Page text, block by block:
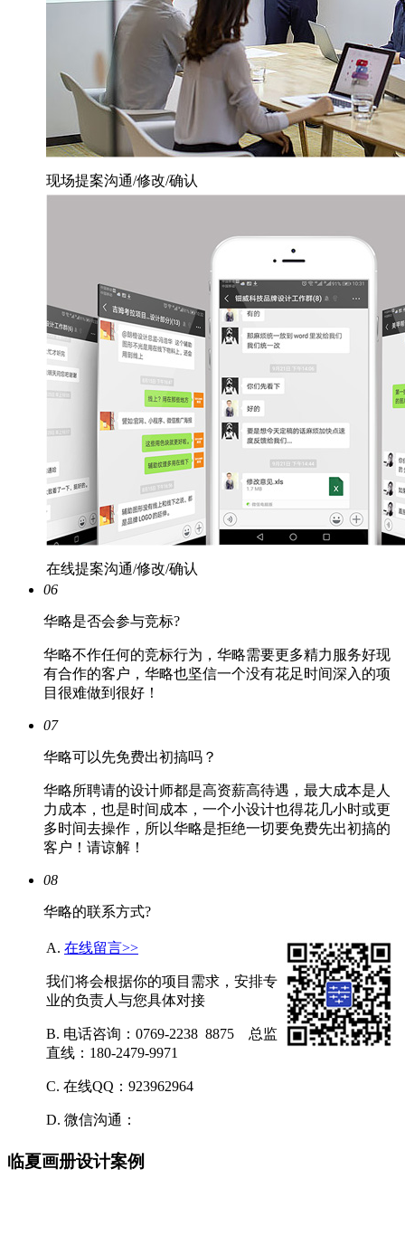
现场提案沟通/修改/确认
在线提案沟通/修改/确认
06
华略是否会参与竞标?
华略不作任何的竞标行为，华略需要更多精力服务好现
有合作的客户，华略也坚信一个没有花足时间深入的项
目很难做到很好！
07
华略可以先免费出初搞吗？
华略所聘请的设计师都是高资薪高待遇，最大成本是人
力成本，也是时间成本，一个小设计也得花几小时或更
多时间去操作，所以华略是拒绝一切要免费先出初搞的
客户！请谅解！
08
华略的联系方式?
A. 在线留言>>
我们将会根据你的项目需求，安排专
业的负责人与您具体对接
B. 电话咨询：0769-2238 8875 总监
直线：180-2479-9971
C. 在线QQ：923962964
D. 微信沟通：
临夏画册设计案例